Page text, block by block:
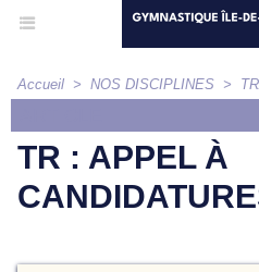
Accueil > NOS DISCIPLINES >
TR : APPEL À